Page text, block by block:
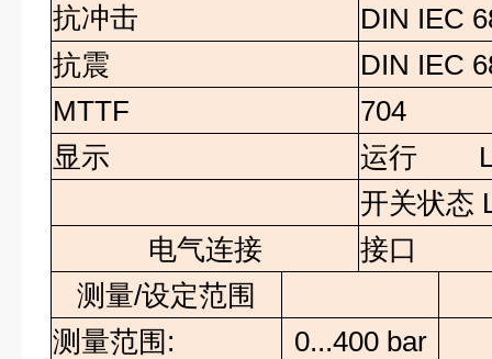
抗冲击
DIN IEC
抗震
DIN IEC
MTTF
704
显示
运行
开关状态
电气连接
接口
测量/设定范围
测量范围:
0...400 bar